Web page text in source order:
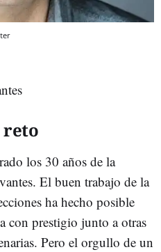
reto
los 30 años de la
El buen trabajo de la
ha hecho posible
con prestigio junto a otras
Pero el orgullo de un